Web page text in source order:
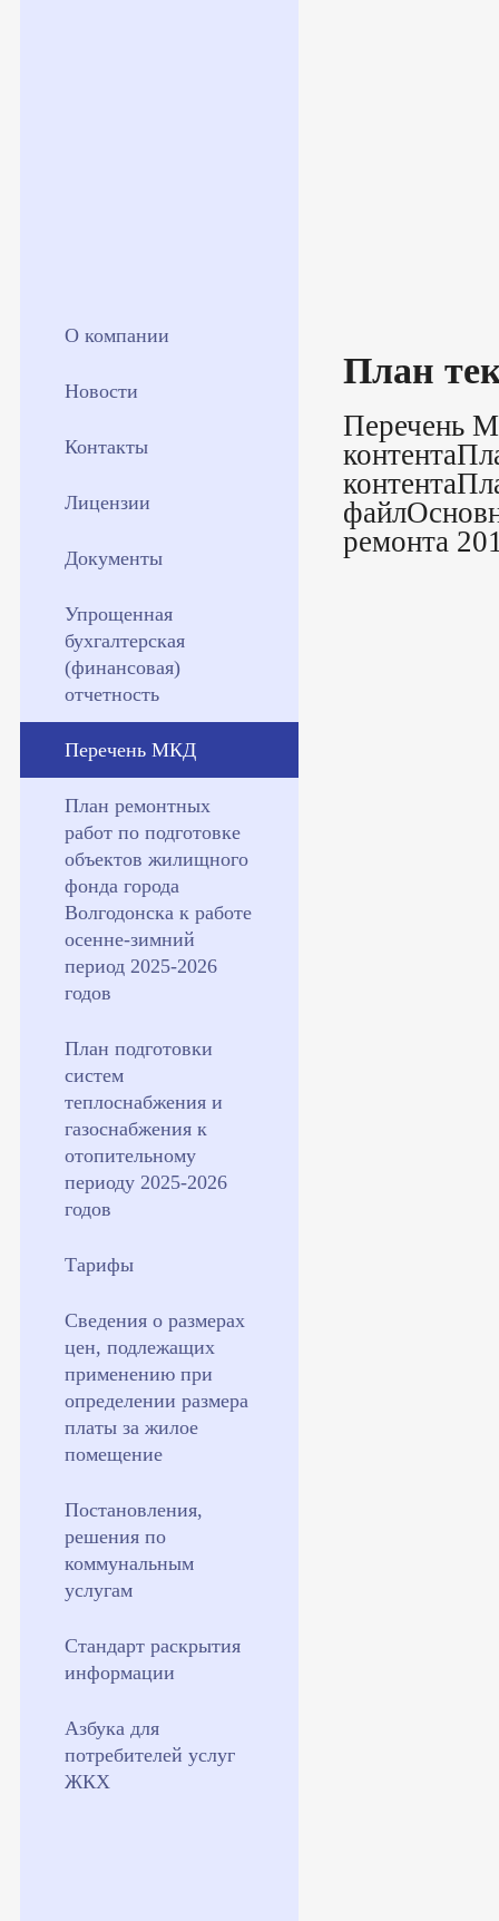
О компании
Новости
Контакты
Лицензии
Документы
Упрощенная
бухгалтерская
(финансовая)
отчетность
Перечень МКД
План ремонтных
работ по подготовке
объектов жилищного
фонда города
Волгодонска к работе
осенне-зимний
период 2025-2026
годов
План подготовки
систем
теплоснабжения и
газоснабжения к
отопительному
периоду 2025-2026
годов
Тарифы
Сведения о размерах
цен, подлежащих
применению при
определении размера
платы за жилое
помещение
Постановления,
решения по
коммунальным
услугам
Стандарт раскрытия
информации
Азбука для
потребителей услуг
ЖКХ
План
Перечень
ремонта